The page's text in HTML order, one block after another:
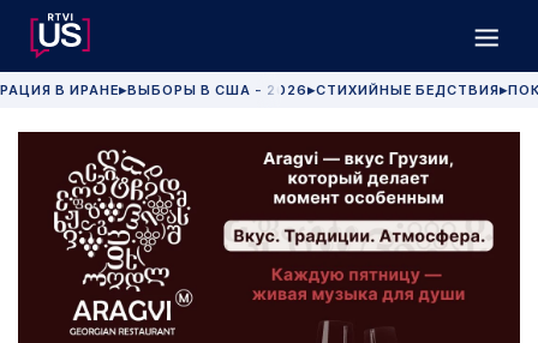
В ИРАНЕ▶ВЫБОРЫ В США - 2026 ▶СТИХИЙНЫЕ БЕДСТВИЯ▶